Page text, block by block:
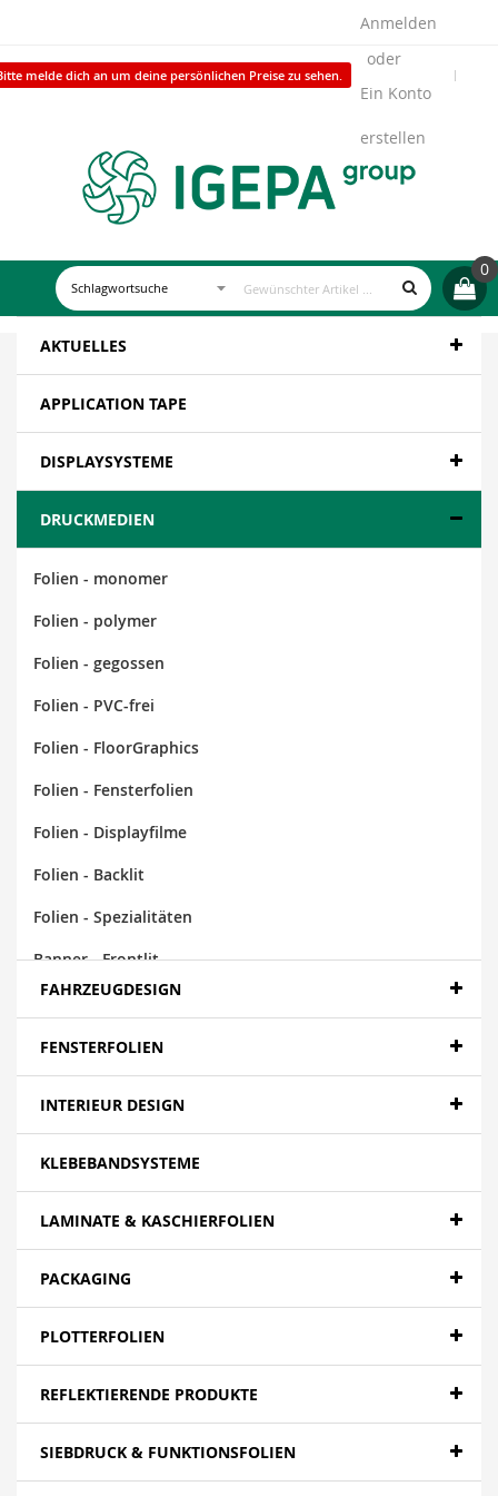
melde dich an um deine persönlichen Preise zu sehen.
Anmelden
Ein Konto
erstellen
0
AKTUELLES
APPLICATION TAPE
DISPLAYSYSTEME
DRUCKMEDIEN
Folien - monomer
Folien - polymer
Folien - gegossen
Folien - PVC-frei
Folien - FloorGraphics
Folien - Fensterfolien
Folien - Displayfilme
Folien - Backlit
Folien - Spezialitäten
Banner - Frontlit
Banner - Backlit
Banner - Blockout
Papier
Canvas
Mesh
Textilien
Folien - High Tack | Niedertemperaturen
Folien - Adhäsionsfolien
FAHRZEUGDESIGN
FENSTERFOLIEN
INTERIEUR DESIGN
KLEBEBANDSYSTEME
LAMINATE & KASCHIERFOLIEN
PACKAGING
PLOTTERFOLIEN
REFLEKTIERENDE PRODUKTE
SIEBDRUCK & FUNKTIONSFOLIEN